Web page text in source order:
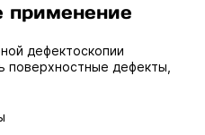
применение
дефектоскопии
поверхностные дефекты,